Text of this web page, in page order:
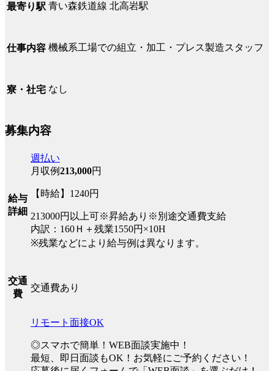
最寄り駅 青い森鉄道線 北高岩駅
仕事内容 機械系工場での組立・加工・プレス製造スタッフ
寮・社宅 なし
募集内容
給与
詳細
週払い
月収例213,000円
【時給】1240円
213000円以上可※昇給あり※別途交通費支給
内訳：160Ｈ＋残業1550円×10H
※残業などにより給与例は異なります。
交通
費
交通費あり
リモート面接OK
◎スマホで簡単！WEB面談実施中！
最短、即日面談もOK！お気軽にご予約ください！